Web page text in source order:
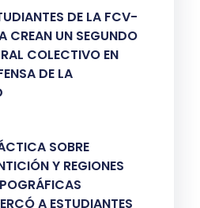
DE LA FCV-
CREAN UN SEGUNDO
COLECTIVO EN
DE LA
SOBRE
Y REGIONES
A ESTUDIANTES